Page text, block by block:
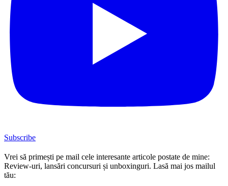
Subscribe
Vrei să primești pe mail cele interesante articole postate de mine:
Review-uri, lansări concursuri și unboxinguri. Lasă mai jos mailul
tău: